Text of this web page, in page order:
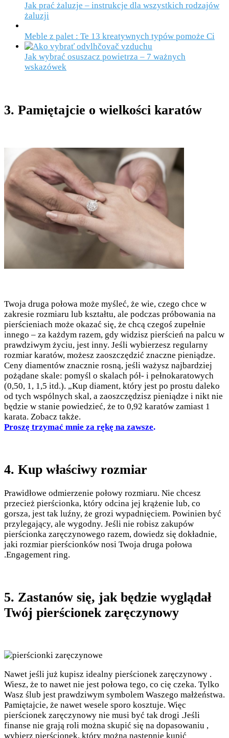
Jak prać żaluzje – instrukcje dla wszystkich rodzajów
żaluzji
Meble z palet : Te 13 kreatywnych typów pomoże Ci
Jak wybrać osuszacz powietrza – 7 ważnych
wskazówek
3. Pamiętajcie o wielkości karatów
Twoja druga połowa może myśleć, że wie, czego chce w
zakresie rozmiaru lub kształtu, ale podczas próbowania na
pierścieniach może okazać się, że chcą czegoś zupełnie
innego – za każdym razem, gdy widzisz pierścień na palcu w
prawdziwym życiu, jest inny. Jeśli wybierzesz regularny
rozmiar karatów, możesz zaoszczędzić znaczne pieniądze.
Ceny diamentów znacznie rosną, jeśli ważysz najbardziej
pożądane skale: pomyśl o skalach pół- i pełnokaratowych
(0,50, 1, 1,5 itd.). „Kup diament, który jest po prostu daleko
od tych wspólnych skal, a zaoszczędzisz pieniądze i nikt nie
będzie w stanie powiedzieć, że to 0,92 karatów zamiast 1
karata. Zobacz także.
Proszę trzymać mnie za rękę na zawsze.
4. Kup właściwy rozmiar
Prawidłowe odmierzenie połowy rozmiaru. Nie chcesz
przecież pierścionka, który odcina jej krążenie lub, co
gorsza, jest tak luźny, że grozi wypadnięciem. Powinien być
przylegający, ale wygodny. Jeśli nie robisz zakupów
pierścionka zaręczynowego razem, dowiedz się dokładnie,
jaki rozmiar pierścionków nosi Twoja druga połowa
.Engagement ring.
5. Zastanów się, jak będzie wyglądał
Twój pierścionek zaręczynowy
Nawet jeśli już kupisz idealny pierścionek zaręczynowy .
Wiesz, że to nawet nie jest połowa tego, co cię czeka. Tylko
Wasz ślub jest prawdziwym symbolem Waszego małżeństwa.
Pamiętajcie, że nawet wesele sporo kosztuje. Więc
pierścionek zaręczynowy nie musi być tak drogi .Jeśli
finanse nie grają roli można skupić się na dopasowaniu ,
wybierz pierścionek, który można następnie kupić